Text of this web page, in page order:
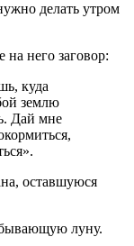
делать утром
него заговор:
куда
землю
Дай мне
оставшуюся
луну.